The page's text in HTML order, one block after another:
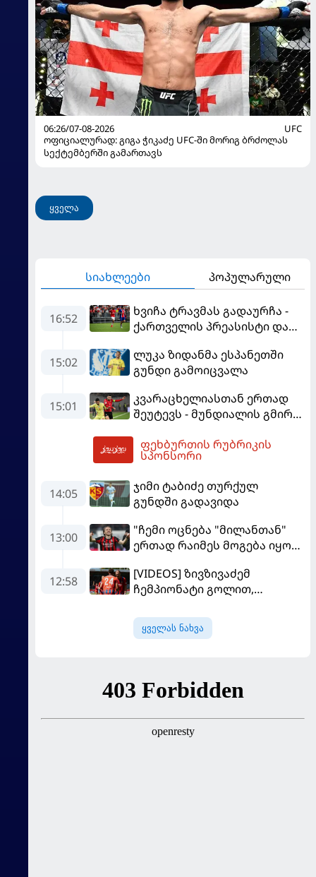
06:26/07-08-2026
UFC
ოფიციალურად: გიგა ჭიკაძე UFC-ში მორიგ ბრძოლას
სექტემბერში გამართავს
ყველა
სიახლეები პოპულარული
16:52
ხვიჩა ტრავმას გადაურჩა -
ქართველის პრეასისტი და
იუნაიტედთან"
15:02
ლუკა ზიდანმა ესპანეთში
გუნდი გამოიცვალა
15:01
კვარაცხელიასთან ერთად
შეუტევს - მუნდიალის გმირი
გახდება
ფეხბურთის რუბრიკის
სპონსორი
14:05
ჯიმი ტაბიძე თურქულ
გუნდში გადავიდა
13:00
"ჩემი ოცნება "მილანთან"
ერთად რაიმეს მოგება იყო" -
თავის მისიაზე ისაუბრა
12:58
[VIDEOS] ზივზივაძემ
ჩემპიონატი გოლით,
გამარჯვებით დაიწყო
ყველას ნახვა